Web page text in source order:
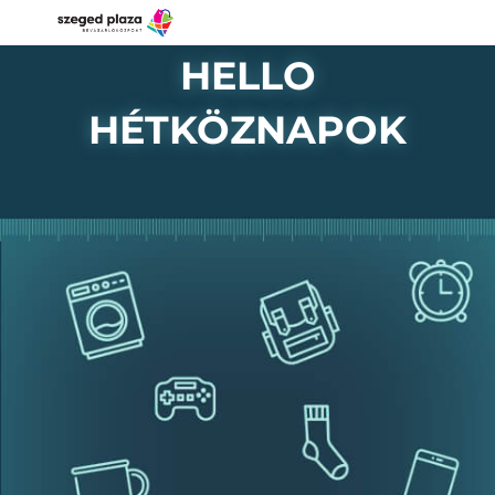
HELLO
HÉTKÖZNAPOK